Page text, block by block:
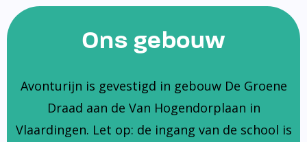
Ons gebouw
Avonturijn is gevestigd in gebouw De Groene
Draad aan de Van Hogendorplaan in
Vlaardingen. Let op: de ingang van de school is